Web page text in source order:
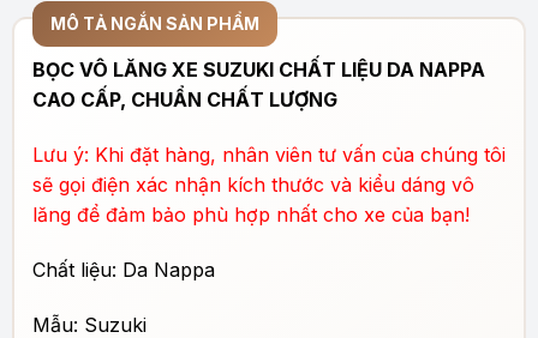
MÔ TẢ NGẮN SẢN PHẨM
BỌC VÔ LĂNG XE SUZUKI CHẤT LIỆU DA NAPPA
CAO CẤP, CHUẨN CHẤT LƯỢNG
Lưu ý: Khi đặt hàng, nhân viên tư vấn của chúng tôi
sẽ gọi điện xác nhận kích thước và kiểu dáng vô
lăng để đảm bảo phù hợp nhất cho xe của bạn!
Chất liệu: Da Nappa
Mẫu: Suzuki